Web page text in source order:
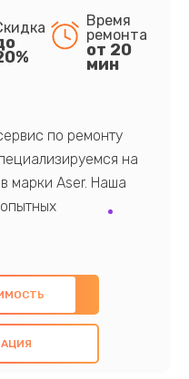
Время
ремонта
от 20
мин
по ремонту
на
марки Aser. Наша
знаниями и
ремонт с
компонентов, а
всех
- предоставить